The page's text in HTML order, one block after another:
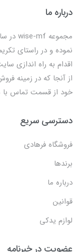
درباره ما
اقدام به راه اندازی
از آنجا که در زمینه
خود از قسمت تماس با
دسترسی سریع
فروشگاه فرهادی
برندها
درباره ما
قوانین
لوازم یدکی
عضویت در خبرنامه